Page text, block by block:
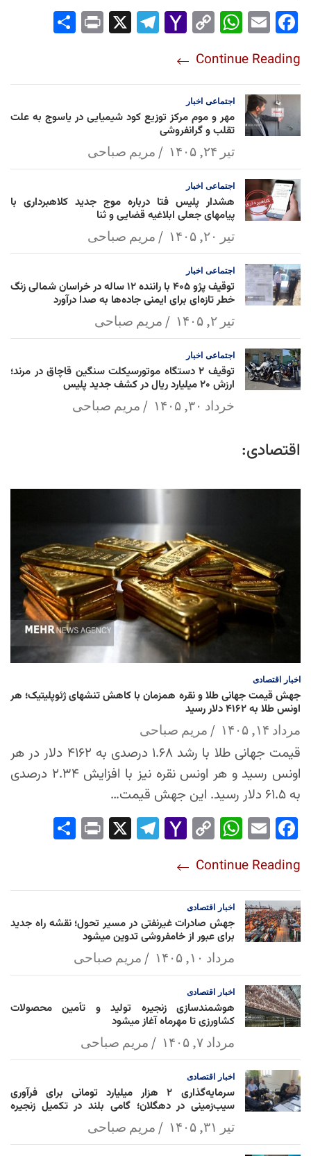
Fac
ok
Em
Wh
Ap
p
Co
Lin
k
Yah
l
Tel
Pri
Continue Reading
اجتماعی اخبار
مهر و موم مرکز توزیع کود شیمیایی در یاسوج به علت
تقلب و گرانفروشی
تیر ۲۴, ۱۴۰۵ مریم صباحی
اجتماعی اخبار
هشدار پلیس فتا درباره موج جدید کلاهبرداری با
پیامهای جعلی ابلاغیه قضایی و ثنا
تیر ۲۰, ۱۴۰۵ مریم صباحی
اجتماعی اخبار
توقیف پژو ۴۰۵ با راننده ۱۲ ساله در خراسان شمالی زنگ
خطر تازه‌ای برای ایمنی جاده‌ها به صدا درآورد
تیر ۲, ۱۴۰۵ مریم صباحی
اجتماعی اخبار
توقیف ۲ دستگاه موتورسیکلت سنگین قاچاق در مرند؛
ارزش ۲۰ میلیارد ریال در کشف جدید پلیس
خرداد ۳۰, ۱۴۰۵ مریم صباحی
اقتصادی:
اخبار اقتصادی
جهش قیمت جهانی طلا و نقره همزمان با کاهش تنشهای ژئوپلیتیک؛ هر
اونس طلا به ۴۱۶۲ دلار رسید
مرداد ۱۴, ۱۴۰۵ مریم صباحی
قیمت جهانی طلا با رشد ۱.۶۸ درصدی به ۴۱۶۲ دلار در هر
اونس رسید و هر اونس نقره نیز با افزایش ۲.۳۴ درصدی
به ۶۱.۵ دلار رسید. این جهش قیمت…
Fac
ok
Em
Wh
Ap
p
Co
Lin
k
Yah
l
Tel
Pri
Continue Reading
اخبار اقتصادی
جهش صادرات غیرنفتی در مسیر تحول؛ نقشه راه جدید
برای عبور از خامفروشی تدوین میشود
مرداد ۱۰, ۱۴۰۵ مریم صباحی
اخبار اقتصادی
هوشمندسازی زنجیره تولید و تأمین محصولات
کشاورزی تا مهرماه آغاز میشود
مرداد ۷, ۱۴۰۵ مریم صباحی
اخبار اقتصادی
سرمایه‌گذاری ۲ هزار میلیارد تومانی برای فرآوری
سیب‌زمینی در دهگلان؛ گامی بلند در تکمیل زنجیره
ارزش کشاورزیتیر ۳۱, ۱۴۰۵ مریم صباحی